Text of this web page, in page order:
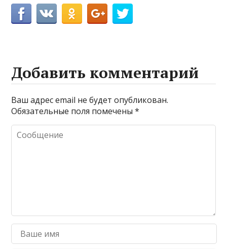
Добавить комментарий
Ваш адрес email не будет опубликован.
Обязательные поля помечены*